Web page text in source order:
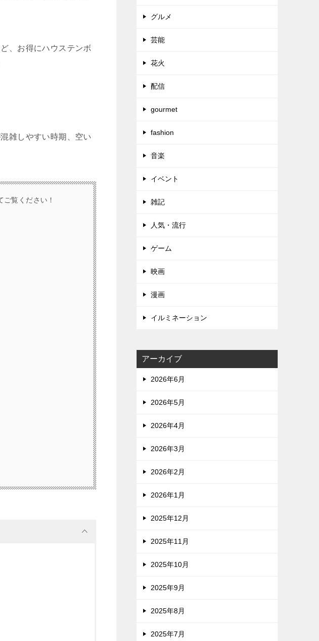
、お得にハウステンボ
雑しやすい時期、空い
覧ください！
グルメ
芸能
花火
配信
gourmet
fashion
音楽
イベント
雑記
人気・流行
ゲーム
映画
漫画
イルミネーション
アーカイブ
2026年6月
2026年5月
2026年4月
2026年3月
2026年2月
2026年1月
2025年12月
2025年11月
2025年10月
2025年9月
2025年8月
2025年7月